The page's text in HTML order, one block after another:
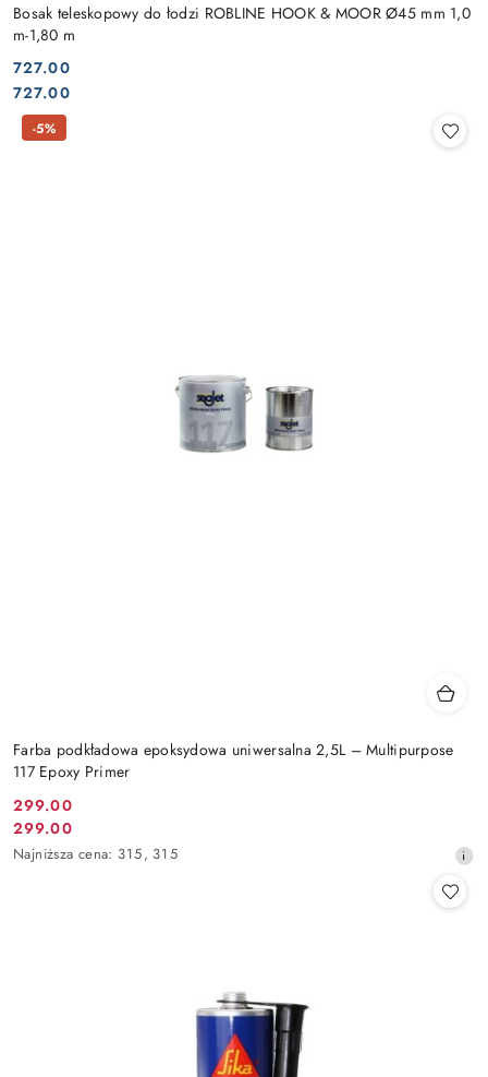
Bosak teleskopowy do łodzi ROBLINE HOOK & MOOR Ø45 mm 1,0
m-1,80 m
Cena:
727.00
Cena:
727.00
Farba podkładowa epoksydowa uniwersalna 2,5L – Multipurpose
117 Epoxy Primer
Cena
promocyjna:
299.00
Cena
promocyjna:
299.00
Najniższa
Najniższa cena: 315, 315
-5%